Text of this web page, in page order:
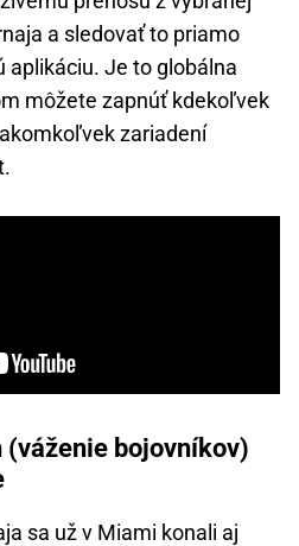
a sledovať to priamo
aplikáciu. Je to globálna
môžete zapnúť kdekoľvek
zariadení
(váženie bojovníkov)
sa už v Miami konali aj